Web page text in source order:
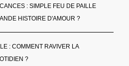
: SIMPLE FEU DE PAILLE
HISTOIRE D'AMOUR ?
: COMMENT RAVIVER LA
?